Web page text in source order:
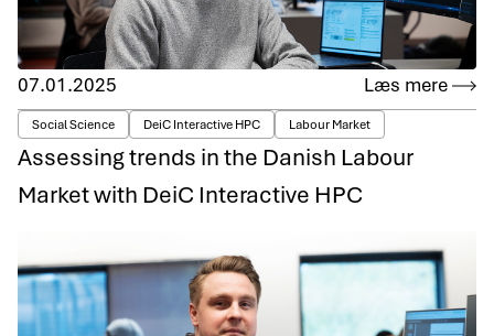
07.01.2025 Læs mere
Social Science DeiC Interactive HPC Labour Market
Assessing trends in the Danish Labour
Market with DeiC Interactive HPC